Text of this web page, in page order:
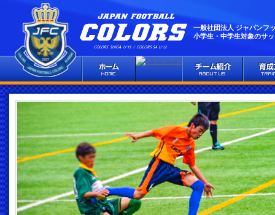
一般社団法人 ジャパンフ
小学生・中学生対象のサ